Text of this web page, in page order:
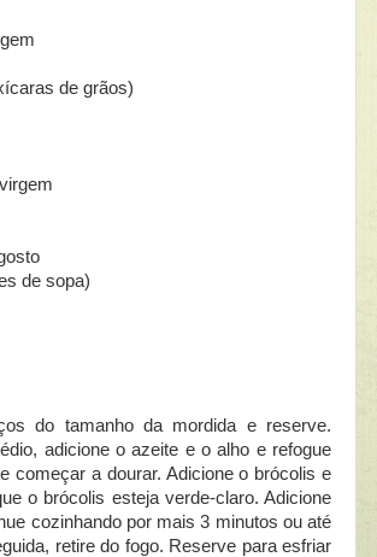
de grãos)
de sopa)
do tamanho da mordida e reserve.
adicione o azeite e o alho e refogue
começar a dourar. Adicione o brócolis e
o brócolis esteja verde-claro. Adicione
cozinhando por mais 3 minutos ou até
retire do fogo. Reserve para esfriar